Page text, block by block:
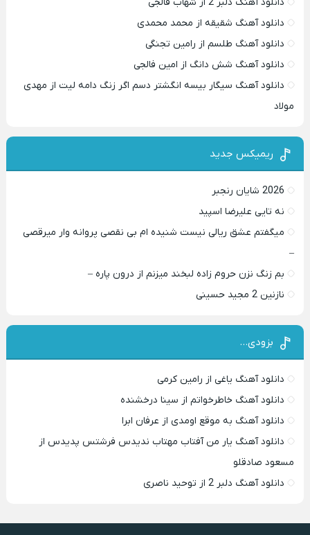
دانلود آهنگ شقیقه از محمد محمدی
دانلود آهنگ طلسم از رامین تجنگی
دانلود آهنگ شش دانگ از امین فالجی
دانلود آهنگ سیگار بیسه انگشتر دسم اگر زنگ دامه لیت از مهدی
مولاد
ریمیکس جدید
2026 شایان رنجبر
نه تایی علیرضا اسپید
میگفتم عشق ریالی نیست شنیده ام بی نقصی پروانه وار میرقصی
–
بم زنگ نزن حروم زاده لبخند میزنم از درون پاره –
نازنین 2 مجید حسینی
بزودی…
دانلود آهنگ یاغی از رامین کرمی
دانلود آهنگ خاطرخواتم از سینا درخشنده
دانلود آهنگ به موقع اومدی از عرفان ابرا
دانلود آهنگ یار من آفتاب مهتاب ندیدس فرشتس پدیدس از
مسعود صادقلو
دانلود آهنگ دلبر 2 از توحید ناصری